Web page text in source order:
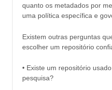
quanto os metadados por
uma política específica e
Existem outras perguntas
escolher um repositório
• Existe um repositório
pesquisa?